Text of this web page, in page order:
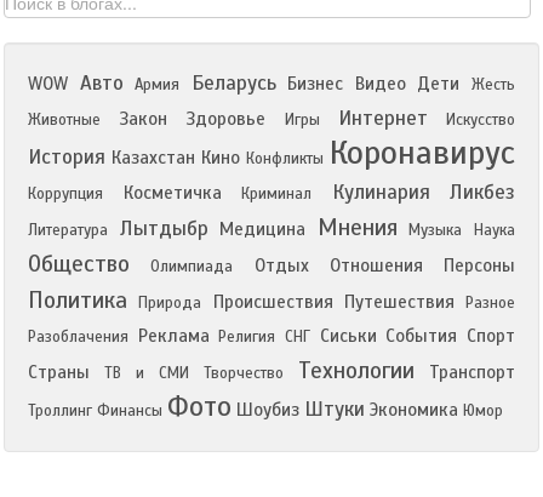
WOW Авто Армия Беларусь Бизнес Видео Дети
Жесть
Животные
Закон Здоровье Игры Интернет Искусство
История Казахстан Кино Конфликты Коронавирус
Коррупция Косметичка Криминал Кулинария Ликбез
Литература Лытдыбр Медицина Мнения Музыка Наука
Общество Олимпиада Отдых Отношения Персоны
Политика Природа Происшествия Путешествия
Разное
Разоблачения
Реклама Религия СНГ Сиськи События Спорт
Страны
ТВ и СМИ Творчество Технологии Транспорт
Троллинг Финансы Фото Шоубиз Штуки Экономика Юмор